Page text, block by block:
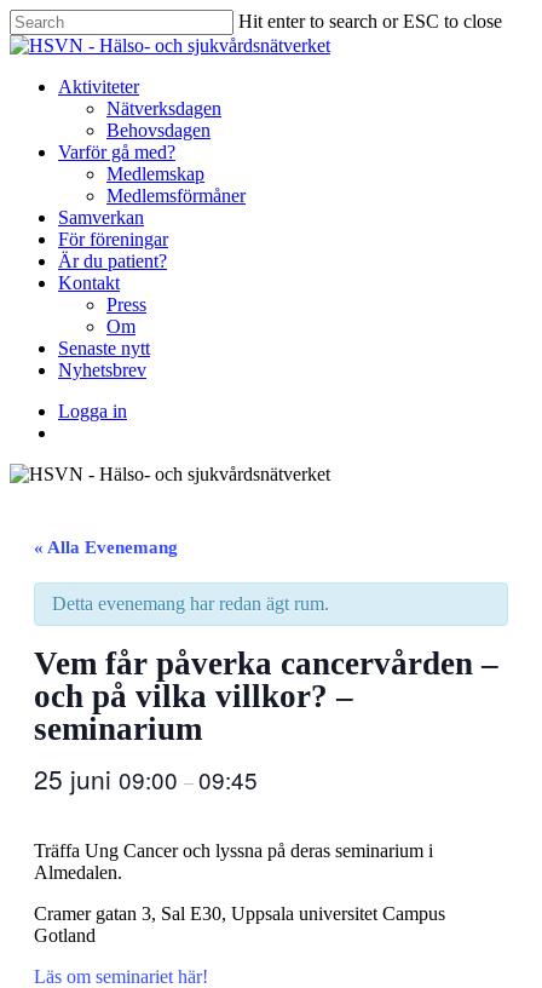
Skip
to
content
Hit enter to search or ESC to close
Close
Menu
Aktiviteter
Nätverksdagen
Behovsdagen
Varför gå med?
Medlemskap
Medlemsförmåner
Samverkan
För föreningar
Är du patient?
Kontakt
Press
Om
Senaste nytt
Nyhetsbrev
Logga in
« Alla Evenemang
Detta evenemang har redan ägt rum.
Vem får påverka cancervården –
och på vilka villkor? –
seminarium
25 juni 09:00 –09:45
Träffa Ung Cancer och lyssna på deras seminarium i
Almedalen.
Cramer gatan 3, Sal E30, Uppsala universitet Campus
Gotland
Läs om seminariet här!